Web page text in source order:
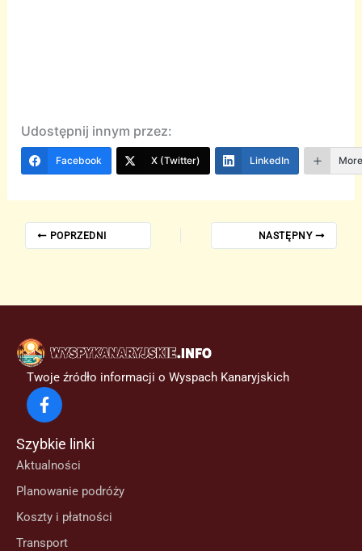
Udostępnij innym przez:
Facebook X (Twitter) LinkedIn
POPRZEDNI NASTĘPNY
Twoje źródło informacji o Wyspach Kanaryjskich
Szybkie linki
Aktualności
Planowanie podróży
Koszty i płatności
Transport